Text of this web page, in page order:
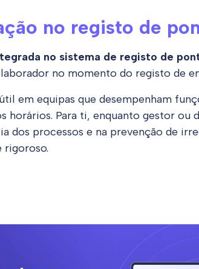
no registo de
no sistema de registo de
no momento do registo de
em equipas que desempenham
horários. Para ti, enquanto gestor ou
dos processos e na prevenção de
rigoroso.